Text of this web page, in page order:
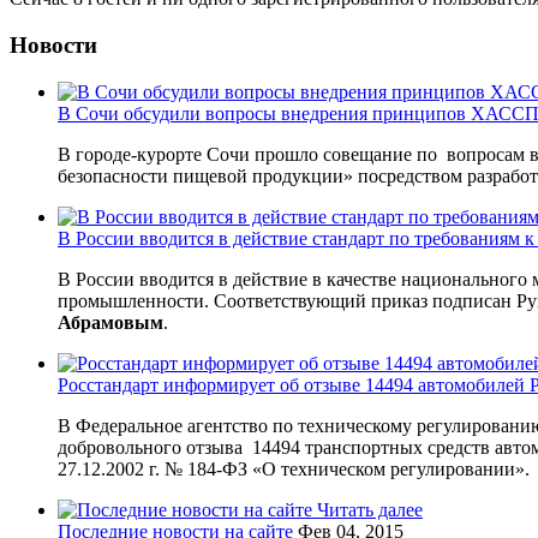
Новости
В Сочи обсудили вопросы внедрения принципов
В городе-курорте Сочи прошло совещание по вопросам
безопасности пищевой продукции» посредством
В России вводится в действие стандарт по
В России вводится в действие в качестве
промышленности. Соответствующий приказ подписан
Абрамовым.
Росстандарт информирует об отзыве 14494 автомобилей
В Федеральное агентство по техническому
добровольного отзыва 14494 транспортных средств
27.12.2002 г. № 184-ФЗ «О техническом регулировании».
Читать далее
Последние новости на сайте Фев 04, 2015